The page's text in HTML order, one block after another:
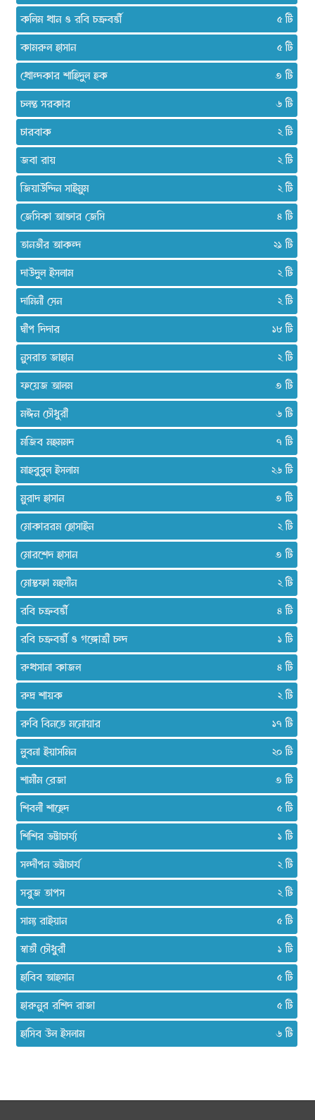
কলিম খান ও রবি চক্রবর্ত্তী
৫
কামরুল হাসান
৫
খোন্দকার শাহিদুল হক
৩
চলন্ত সরকার
৬
চারবাক
২
জবা রায়
২
জিয়াউদ্দিন সাইমুম
২
জেসিকা আক্তার জেসি
৪
তানভীর আকন্দ
২১
দাউদুল ইসলাম
২
দামিনী সেন
২
দ্বীপ দিদার
১৮
নুসরাত জাহান
২
ফয়েজ আলম
৩
মঈন চৌধুরী
৬
মজিব মহমমদ
৭
মাহবুবুল ইসলাম
২৬
মুরাদ হাসান
৩
মোকাররম হোসাইন
২
মোরশেদ হাসান
৩
মোস্তফা মহসীন
২
রবি চক্রবর্ত্তী
৪
রবি চক্রবর্ত্তী ও গঙ্গোত্রী চন্দ
১
রুখসানা কাজল
৪
রুদ্র শায়ক
২
রুবি বিনতে মনোয়ার
১৭
লুবনা ইয়াসমিন
২০
শামীম রেজা
৩
শিবলী শাহেদ
৫
শিশির ভট্টাচার্য্য
১
সন্দীপন ভট্টাচার্য
২
সবুজ তাপস
২
সাম্য রাইয়ান
৫
স্বাতী চৌধুরী
১
হাবিব আহসান
৫
হারুনুর রশিদ রাজা
৫
হাসিব উল ইসলাম
৬